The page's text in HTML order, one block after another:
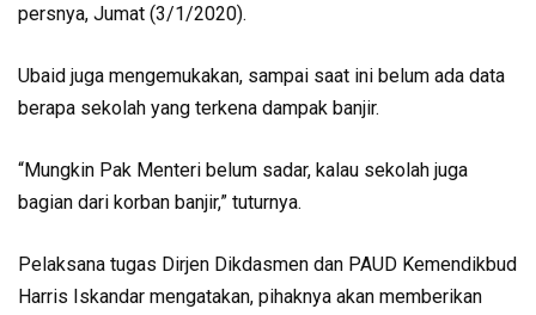
persnya, Jumat (3/1/2020).
Ubaid juga mengemukakan, sampai saat ini belum ada data
berapa sekolah yang terkena dampak banjir.
“Mungkin Pak Menteri belum sadar, kalau sekolah juga
bagian dari korban banjir,” tuturnya.
Pelaksana tugas Dirjen Dikdasmen dan PAUD Kemendikbud
Harris Iskandar mengatakan, pihaknya akan memberikan